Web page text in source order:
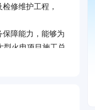
修维护工程，
障能力，能够为
火电项目施工总
工程24次荣获国